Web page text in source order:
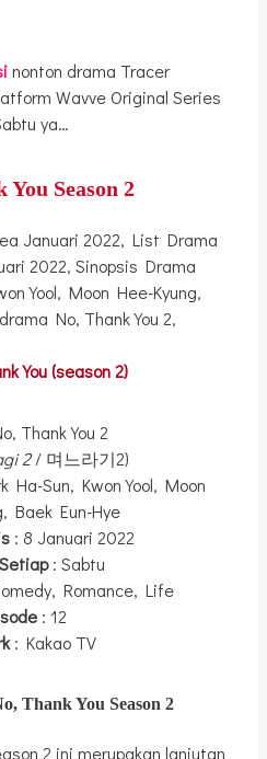
nonton drama Tracer
Wavve Original Series
ya…
You Season 2
You (season 2)
Thank You 2
2/ 며느라기2)
Ha-Sun, Kwon Yool, Moon
Baek Eun-Hye
: 8 Januari 2022
: Sabtu
Romance, Life
: 12
: Kakao TV
Thank You Season 2
2 ini merupakan lanjutan